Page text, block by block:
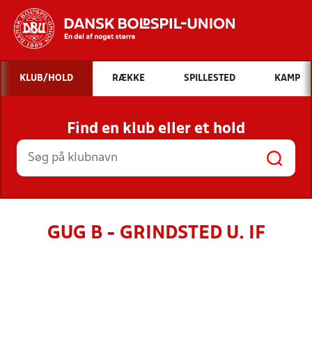
Hvad vil du søge efter?
INDHOLD OG NYHEDER
STILLINGER, RESULTATER, KLUBBER OG
HOLD
KLUB/HOLD RÆKKE SPILLESTED KAMP
Find en klub eller et hold
GUG B - GRINDSTED U. IF